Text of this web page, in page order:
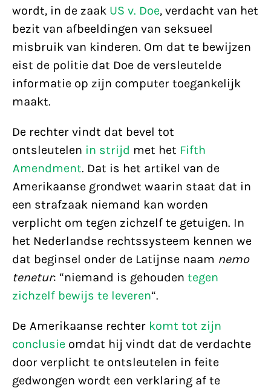
wordt, in de zaak US v. Doe, verdacht van het
bezit van afbeeldingen van seksueel
misbruik van kinderen. Om dat te bewijzen
eist de politie dat Doe de versleutelde
informatie op zijn computer toegankelijk
maakt.
De rechter vindt dat bevel tot
ontsleutelen in strijd met het Fifth
Amendment. Dat is het artikel van de
Amerikaanse grondwet waarin staat dat in
een strafzaak niemand kan worden
verplicht om tegen zichzelf te getuigen. In
het Nederlandse rechtssysteem kennen we
dat beginsel onder de Latijnse naam nemo
tenetur: “niemand is gehouden tegen
zichzelf bewijs te leveren“.
De Amerikaanse rechter komt tot zijn
conclusie omdat hij vindt dat de verdachte
door verplicht te ontsleutelen in feite
gedwongen wordt een verklaring af te